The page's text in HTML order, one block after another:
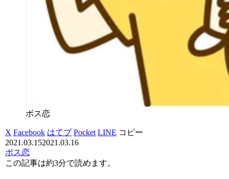
ボス恋
X Facebook はてブ Pocket LINE コピー
2021.03.152021.03.16
ボス恋
この記事は約3分で読めます。